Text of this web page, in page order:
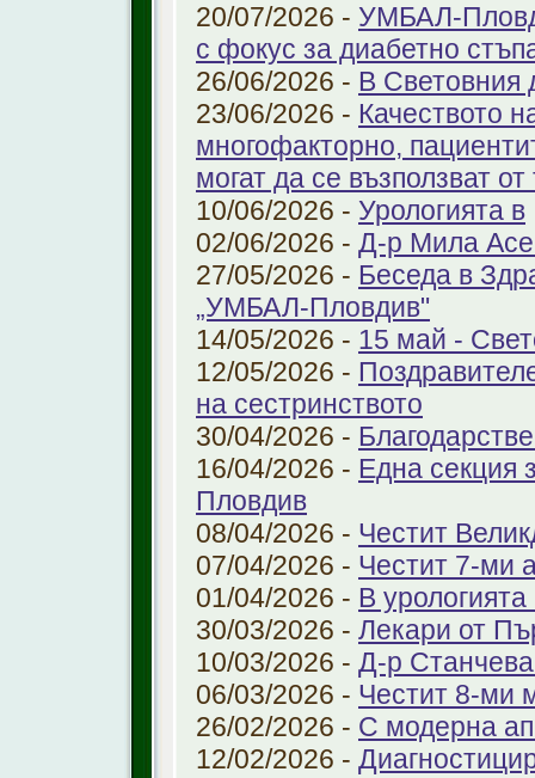
20/07/2026 - УМБАЛ-
с фокус за диабетно
26/06/2026 - В Световния
23/06/2026 - Качеството
многофакторно,
могат да се възползват от
10/06/2026 - Урологията в
02/06/2026 - Д-р Мила
27/05/2026 - Беседа в
„УМБАЛ-Пловдив"
14/05/2026 - 15 май -
12/05/2026 -
на сестринството
30/04/2026 -
16/04/2026 - Една секция
Пловдив
08/04/2026 - Честит
07/04/2026 - Честит 7-ми
01/04/2026 - В урологията
30/03/2026 - Лекари от
10/03/2026 - Д-р
06/03/2026 - Честит 8-ми
26/02/2026 - С модерна
12/02/2026 -